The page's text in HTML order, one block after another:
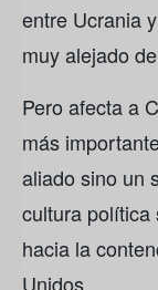
entre Ucrania
muy alejado
Pero afecta a
más
aliado sino un
cultura política
hacia la
Unidos.